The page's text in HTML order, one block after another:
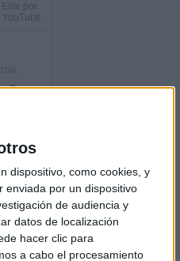
dispositivo, como cookies, y
enviada por un dispositivo
de audiencia y
datos de localización
hacer clic para
a cabo el procesamiento
por
TOTAL
21